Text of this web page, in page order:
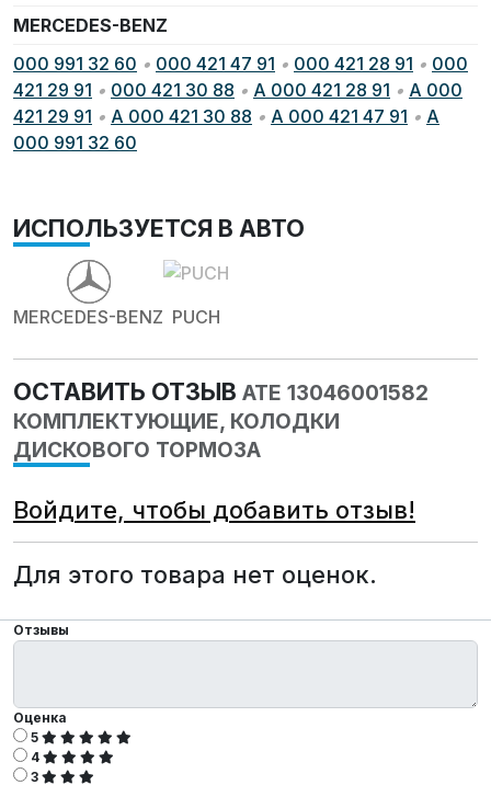
MERCEDES-BENZ
000 991 32 60 • 000 421 47 91 • 000 421 28 91 • 000
421 29 91 • 000 421 30 88 • A 000 421 28 91 • A 000
421 29 91 • A 000 421 30 88 • A 000 421 47 91 • A
000 991 32 60
ИСПОЛЬЗУЕТСЯ В АВТО
MERCEDES-BENZ PUCH
ОСТАВИТЬ ОТЗЫВ ATE 13046001582
КОМПЛЕКТУЮЩИЕ, КОЛОДКИ
ДИСКОВОГО ТОРМОЗА
Войдите, чтобы добавить отзыв!
Для этого товара нет оценок.
Отзывы
Оценка
5
4
3